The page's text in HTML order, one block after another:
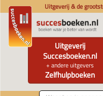
Uitgeverij & de
Uitgeverij
Succesboeken.nl
+ andere uitgevers
Zelfhulpboeken